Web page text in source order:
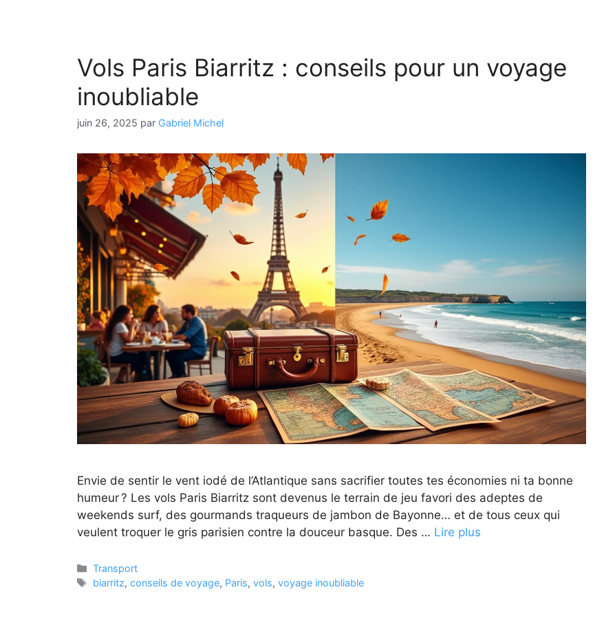
Vols Paris Biarritz : conseils pour un voyage
inoubliable
juin 26, 2025 par Gabriel Michel
Envie de sentir le vent iodé de l’Atlantique sans sacrifier toutes tes économies ni ta bonne
humeur ? Les vols Paris Biarritz sont devenus le terrain de jeu favori des adeptes de
weekends surf, des gourmands traqueurs de jambon de Bayonne… et de tous ceux qui
veulent troquer le gris parisien contre la douceur basque. Des … Lire plus
Catégories
Transport
Étiquettes
biarritz,conseils de voyage, Paris,vols,voyage inoubliable